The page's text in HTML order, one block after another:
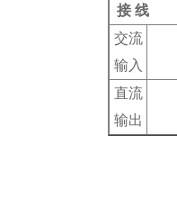
接 线
交流
输入
直流
输出